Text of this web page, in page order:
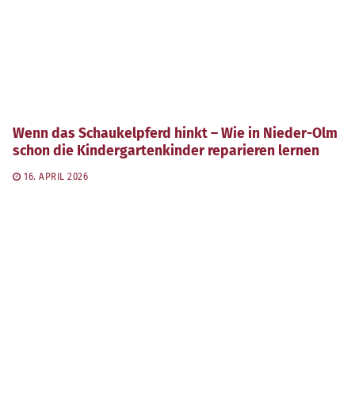
Wenn das Schaukelpferd hinkt – Wie in Nieder-Olm
schon die Kindergartenkinder reparieren lernen
16. APRIL 2026